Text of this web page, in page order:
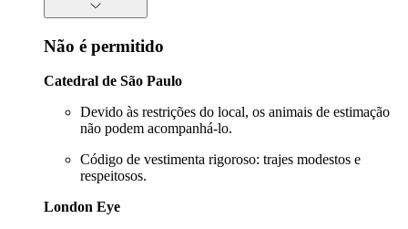
Não é permitido
Catedral de São Paulo
Devido às restrições do local, os animais de estimação
não podem acompanhá-lo.
Código de vestimenta rigoroso: trajes modestos e
respeitosos.
London Eye